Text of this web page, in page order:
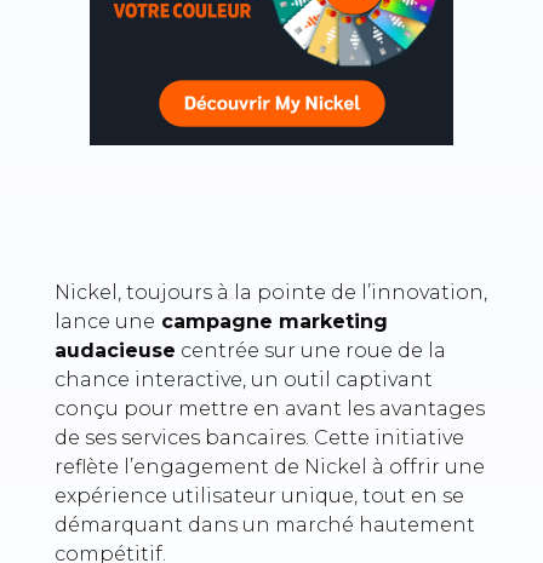
Nickel, toujours à la pointe de l’innovation,
lance une campagne marketing
audacieuse centrée sur une roue de la
chance interactive, un outil captivant
conçu pour mettre en avant les avantages
de ses services bancaires. Cette initiative
reflète l’engagement de Nickel à offrir une
expérience utilisateur unique, tout en se
démarquant dans un marché hautement
compétitif.